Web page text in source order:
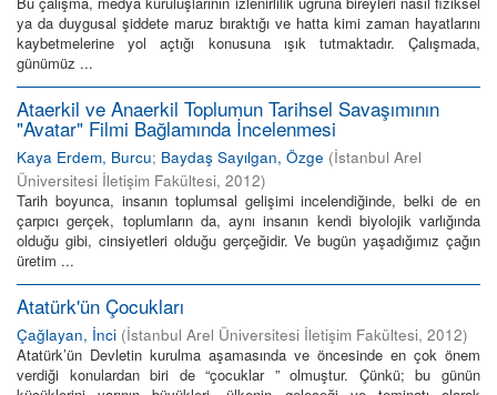
ya da duygusal şiddete maruz bıraktığı ve hatta kimi zaman hayatlarını
kaybetmelerine yol açtığı konusuna ışık tutmaktadır. Çalışmada,
günümüz ...
Ataerkil ve Anaerkil Toplumun Tarihsel Savaşımının
"Avatar" Filmi Bağlamında İncelenmesi
Kaya Erdem, Burcu; Baydaş Sayılgan, Özge (İstanbul Arel
Üniversitesi İletişim Fakültesi, 2012)
Tarih boyunca, insanın toplumsal gelişimi incelendiğinde, belki de en
çarpıcı gerçek, toplumların da, aynı insanın kendi biyolojik varlığında
olduğu gibi, cinsiyetleri olduğu gerçeğidir. Ve bugün yaşadığımız çağın
üretim ...
Atatürk'ün Çocukları
Çağlayan, İnci (İstanbul Arel Üniversitesi İletişim Fakültesi, 2012)
Atatürk’ün Devletin kurulma aşamasında ve öncesinde en çok önem
verdiği konulardan biri de “çocuklar ” olmuştur. Çünkü; bu günün